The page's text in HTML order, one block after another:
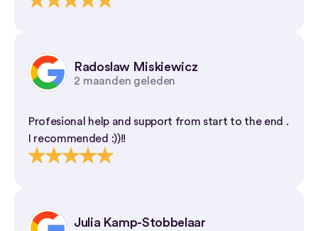
Radoslaw Miskiewicz
2 maanden geleden
Profesional help and support from start to the end .
I recommended :))!!
Julia Kamp-Stobbelaar